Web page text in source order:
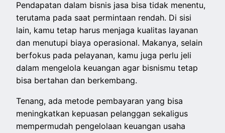
Pendapatan dalam bisnis jasa bisa tidak menentu,
terutama pada saat permintaan rendah. Di sisi
lain, kamu tetap harus menjaga kualitas layanan
dan menutupi biaya operasional. Makanya, selain
berfokus pada pelayanan, kamu juga perlu jeli
dalam mengelola keuangan agar bisnismu tetap
bisa bertahan dan berkembang.
Tenang, ada metode pembayaran yang bisa
meningkatkan kepuasan pelanggan sekaligus
mempermudah pengelolaan keuangan usaha